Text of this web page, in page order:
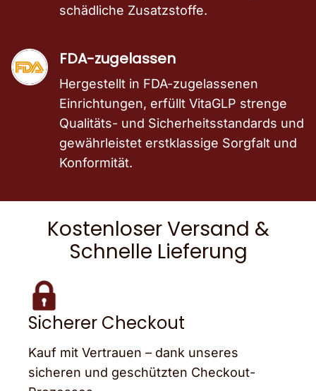
schädliche Zusatzstoffe.
FDA-zugelassen
Hergestellt in FDA-zugelassenen
Einrichtungen, erfüllt VitaGLP strenge
Qualitäts- und Sicherheitsstandards und
gewährleistet erstklassige Sorgfalt und
Konformität.
Kostenloser Versand &
Schnelle Lieferung
Sicherer Checkout
Kauf mit Vertrauen – dank unseres
sicheren und geschützten Checkout-